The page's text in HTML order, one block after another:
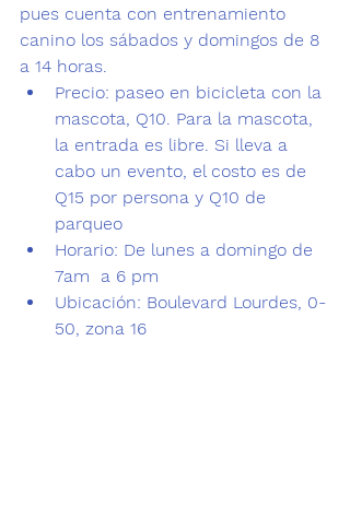
pues cuenta con entrenamiento
canino los sábados y domingos de 8
a 14 horas.
Precio: paseo en bicicleta con la
mascota, Q10. Para la mascota,
la entrada es libre. Si lleva a
cabo un evento, el costo es de
Q15 por persona y Q10 de
parqueo
Horario: De lunes a domingo de
7am  a 6 pm
Ubicación: Boulevard Lourdes, 0-
50, zona 16